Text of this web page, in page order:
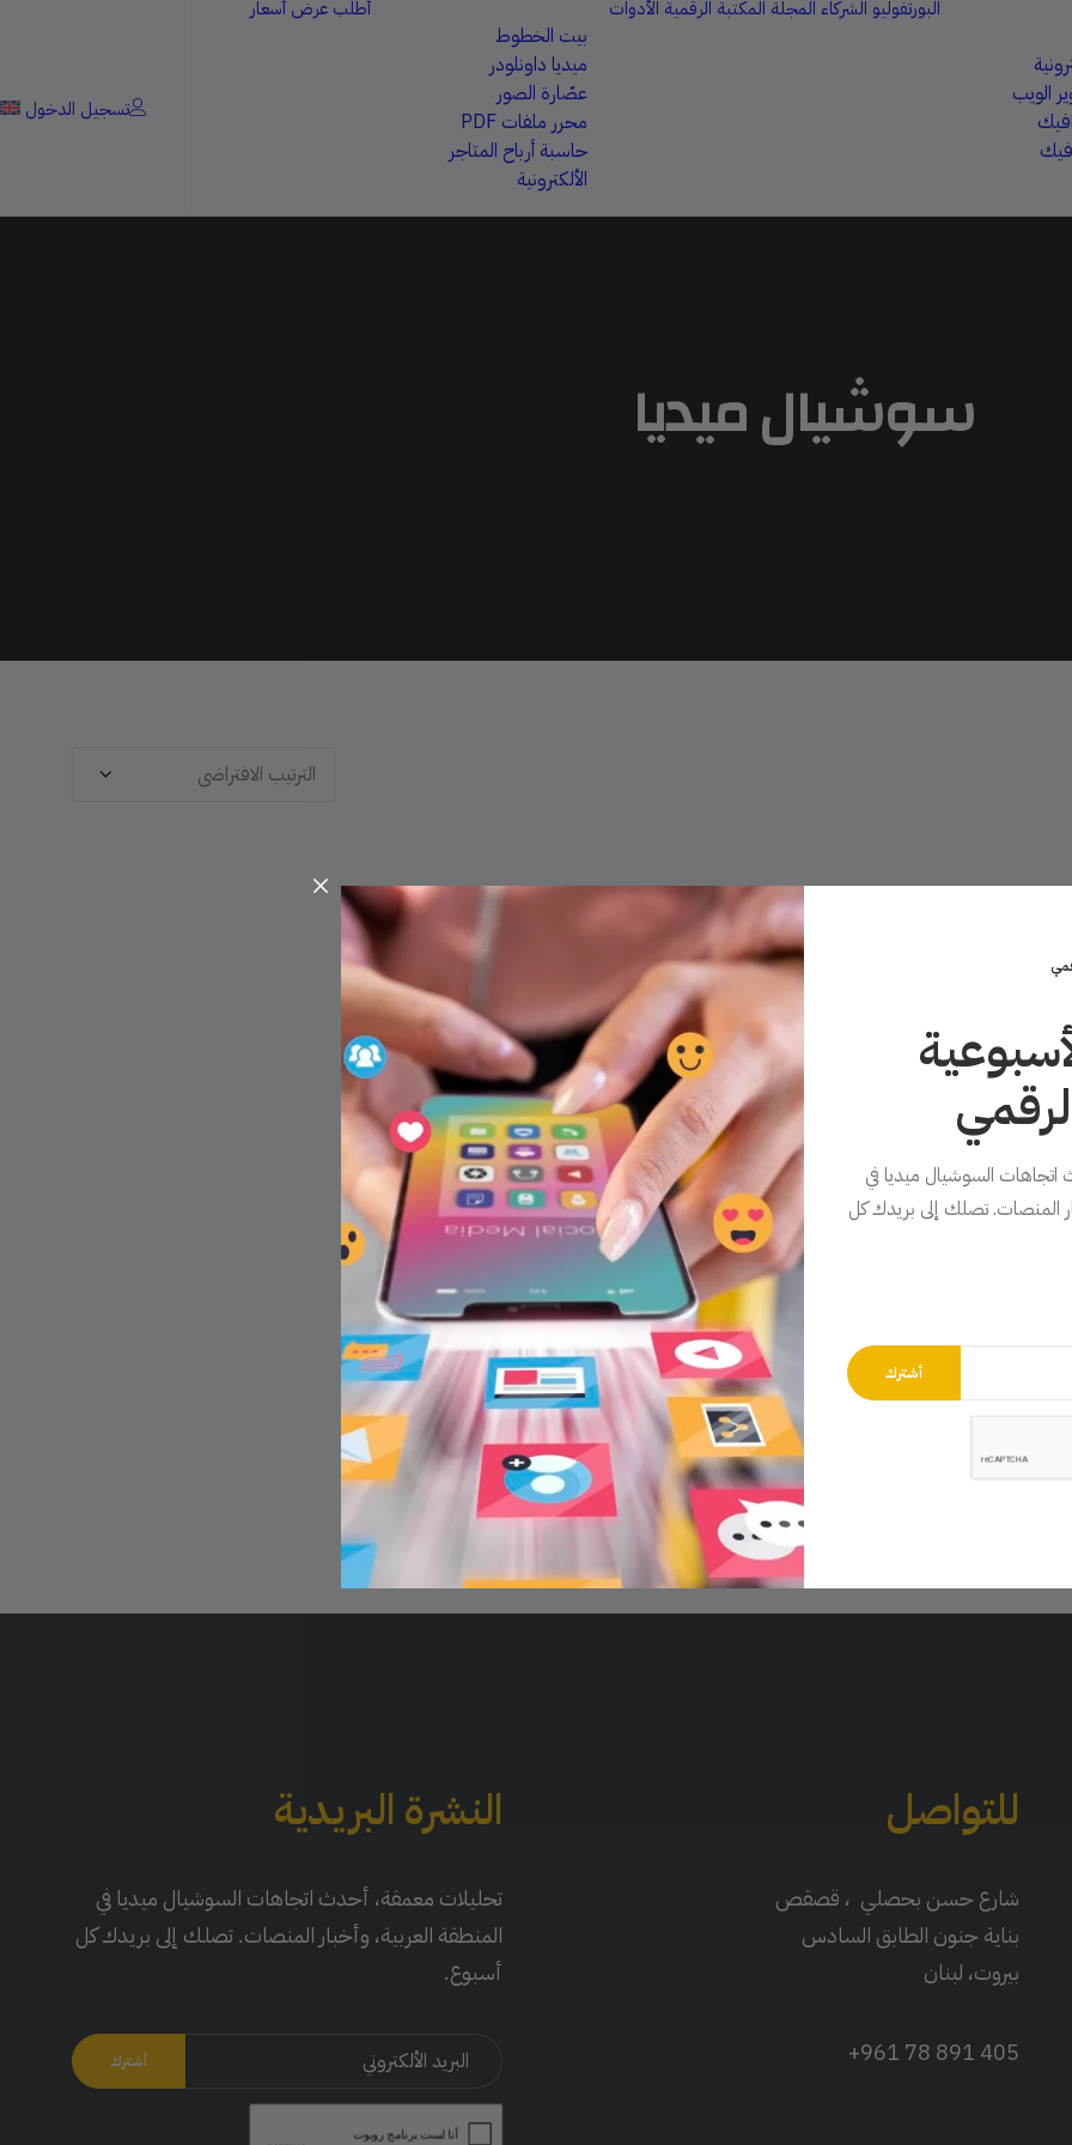
الويب
البورتفوليو الشركاء المجلة المكتبة الرقمية الأدوات
بيت الخطوط
ميديا داونلودر
عصّارة الصور
محرر ملفات PDF
حاسبة أرباح المتاجر
الألكترونية
أطلب عرض أسعار
تسجيل الدخول
سوشيال ميديا
للتواصل
شارع حسن بحصلي ، قصقص
بناية جنون الطابق السادس
بيروت، لبنان
405 891 78 961+
النشرة البريدية
تحليلات معمقة، أحدث اتجاهات السوشيال ميديا في
المنطقة العربية، وأخبار المنصات. تصلك إلى بريدك كل
أسبوع.
السوشيال ميديا في
المنصات. تصلك إلى بريدك كل